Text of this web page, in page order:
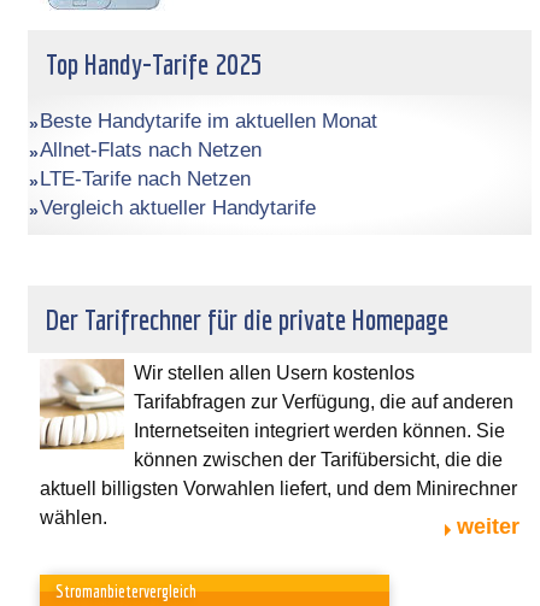
Top Handy-Tarife 2025
Beste Handytarife im aktuellen Monat
Allnet-Flats nach Netzen
LTE-Tarife nach Netzen
Vergleich aktueller Handytarife
Der Tarifrechner für die private Homepage
Wir stellen allen Usern kostenlos
Tarifabfragen zur Verfügung, die auf anderen
Internetseiten integriert werden können. Sie
können zwischen der Tarifübersicht, die die
aktuell billigsten Vorwahlen liefert, und dem Minirechner
wählen.
weiter
Stromanbietervergleich